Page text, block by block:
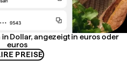
Dollar, angezeigt in euros oder
euros
PREISE